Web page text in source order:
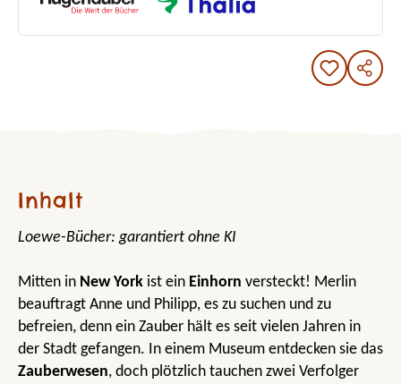
Inhalt
Loewe-Bücher: garantiert ohne KI
Mitten in New York ist ein Einhorn versteckt! Merlin
beauftragt Anne und Philipp, es zu suchen und zu
befreien, denn ein Zauber hält es seit vielen Jahren in
der Stadt gefangen. In einem Museum entdecken sie das
Zauberwesen, doch plötzlich tauchen zwei Verfolger